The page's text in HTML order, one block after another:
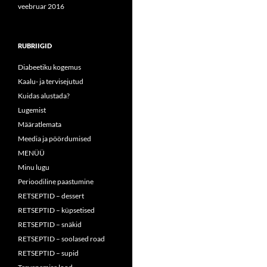
veebruar 2016
RUBRIIGID
Diabeetiku kogemus
Kaalu- ja tervisejutud
Kuidas alustada?
Lugemist
Määratlemata
Meedia ja pöördumised
MENÜÜ
Minu lugu
Perioodiline paastumine
RETSEPTID – dessert
RETSEPTID – küpsetised
RETSEPTID – snäkid
RETSEPTID – soolased road
RETSEPTID – supid